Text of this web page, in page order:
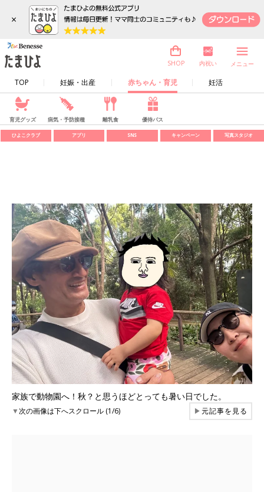
×
TOP 妊娠・出産 赤ちゃん・育児 妊活
SHOP 内祝い メニュー
育児グッズ 病気・予防接種 離乳食 優待パス
ひよこクラブ アプリ SNS キャンペーン 写真スタジオ
家族で動物園へ！秋？と思うほどとっても暑い日でした。
▼次の画像は下へスクロール (1/6) ▶元記事を見る